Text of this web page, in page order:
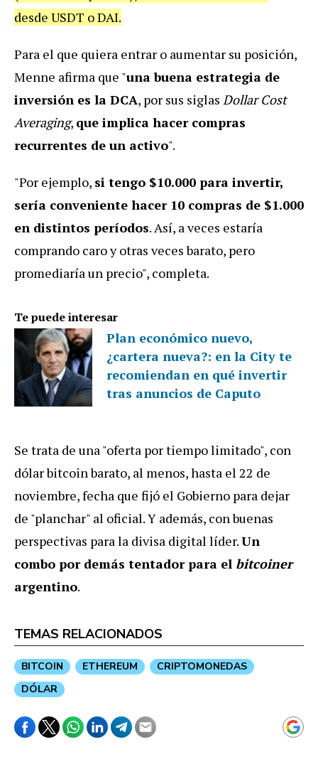
desde USDT o DAI.
Para el que quiera entrar o aumentar su posición,
Menne afirma que "una buena estrategia de
inversión es la DCA, por sus siglas Dollar Cost
Averaging, que implica hacer compras
recurrentes de un activo".
"Por ejemplo, si tengo $10.000 para invertir,
sería conveniente hacer 10 compras de $1.000
en distintos períodos. Así, a veces estaría
comprando caro y otras veces barato, pero
promediaría un precio", completa.
Te puede interesar
Plan económico nuevo,
¿cartera nueva?: en la City te
recomiendan en qué invertir
tras anuncios de Caputo
Se trata de una "oferta por tiempo limitado", con
dólar bitcoin barato, al menos, hasta el 22 de
noviembre, fecha que fijó el Gobierno para dejar
de "planchar" al oficial. Y además, con buenas
perspectivas para la divisa digital líder.Un
combo por demás tentador para el bitcoiner
argentino.
TEMAS RELACIONADOS
BITCOIN ETHEREUM
CRIPTOMONEDAS
DÓLAR